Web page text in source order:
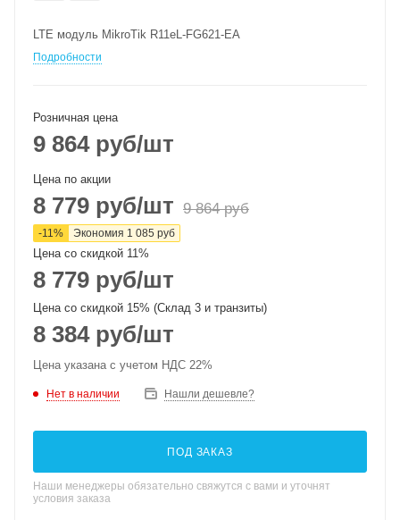
LTE модуль MikroTik R11eL-FG621-EA
Подробности
Розничная цена
9 864руб/шт
Цена по акции
8 779 руб/шт 9 864руб
-11% Экономия 1 085 руб
Цена со скидкой 11%
8 779 руб/шт
Цена со скидкой 15% (Склад 3 и транзиты)
8 384руб/шт
Цена указана с учетом НДС 22%
Нет в наличии Нашли дешевле?
ПОД ЗАКАЗ
Наши менеджеры обязательно свяжутся с вами и уточнят
условия заказа